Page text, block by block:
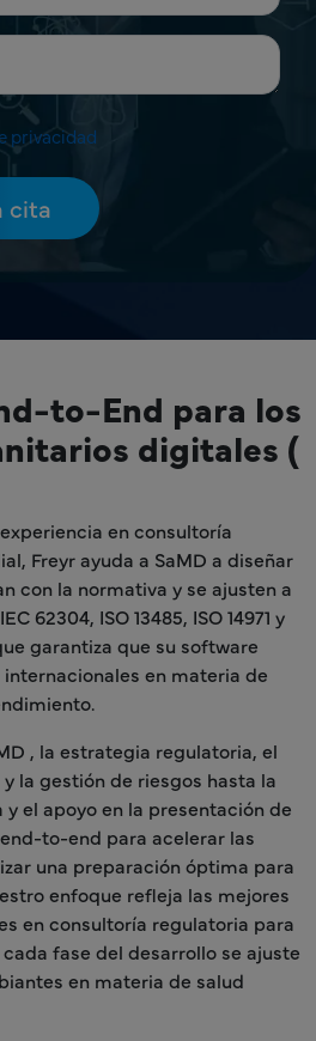
privacidad
to-End para los
digitales (
en consultoría
Freyr ayuda a SaMD a diseñar
con la normativa y se ajusten a
62304, ISO 13485, ISO 14971 y
garantiza que su software
en materia de
, la estrategia regulatoria, el
la gestión de riesgos hasta la
el apoyo en la presentación de
to-end para acelerar las
una preparación óptima para
enfoque refleja las mejores
en consultoría regulatoria para
fase del desarrollo se ajuste
en materia de salud